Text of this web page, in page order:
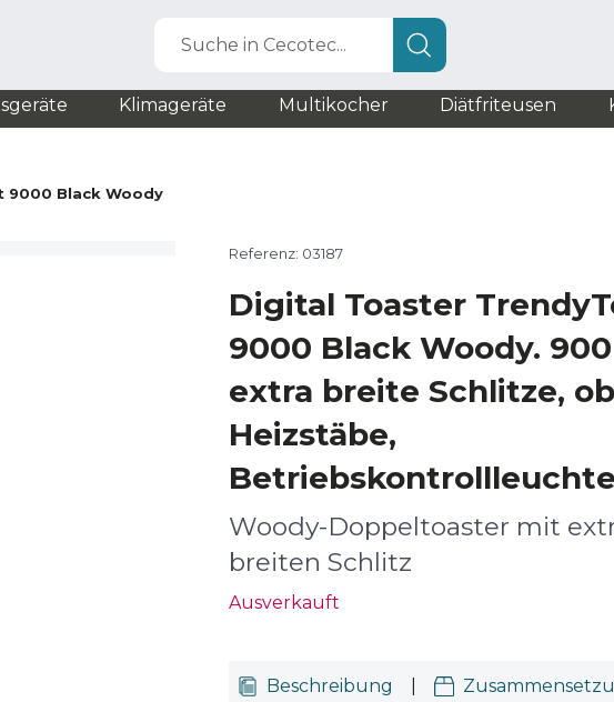
Suche in Cecotec...
Klimageräte Multikocher Diätfriteusen
9000 Black Woody
Referenz: 03187
Digital Toaster
9000 Black Woody.
extra breite Schlitze,
Heizstäbe,
Betriebskontrollleuchte
Woody-Doppeltoaster mit
breiten Schlitz
Ausverkauft
Beschreibung